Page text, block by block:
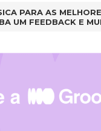
PARA AS
UM FEEDBACK E